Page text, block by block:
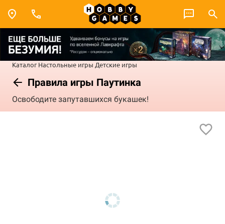
Каталог Настольные игры Детские игры
Правила игры Паутинка
Освободите запутавшихся букашек!